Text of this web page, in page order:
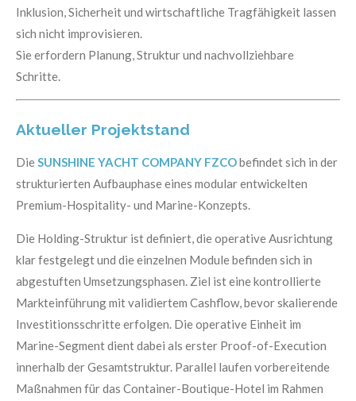
Inklusion, Sicherheit und wirtschaftliche Tragfähigkeit lassen
sich nicht improvisieren.
Sie erfordern Planung, Struktur und nachvollziehbare
Schritte.
Aktueller Projektstand
Die SUNSHINE YACHT COMPANY FZCObefindet sich in der
strukturierten Aufbauphase eines modular entwickelten
Premium-Hospitality- und Marine-Konzepts.
Die Holding-Struktur ist definiert, die operative Ausrichtung
klar festgelegt und die einzelnen Module befinden sich in
abgestuften Umsetzungsphasen. Ziel ist eine kontrollierte
Markteinführung mit validiertem Cashflow, bevor skalierende
Investitionsschritte erfolgen. Die operative Einheit im
Marine-Segment dient dabei als erster Proof-of-Execution
innerhalb der Gesamtstruktur. Parallel laufen vorbereitende
Maßnahmen für das Container-Boutique-Hotel im Rahmen